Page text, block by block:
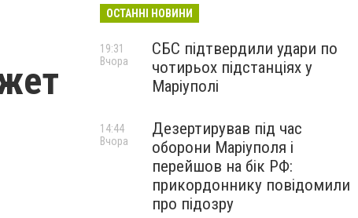
ОСТАННІ НОВИНИ
СБС підтвердили удари по
чотирьох підстанціях у
Маріуполі
19:31
Вчора
Дезертирував під час
оборони Маріуполя і
перейшов на бік РФ:
прикордоннику повідомили
про підозру
14:44
Вчора